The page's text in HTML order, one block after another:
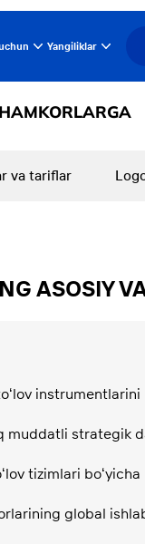
Yangiliklar
va tariflar
ASOSIY
muddatli strategik
tizimlari
global